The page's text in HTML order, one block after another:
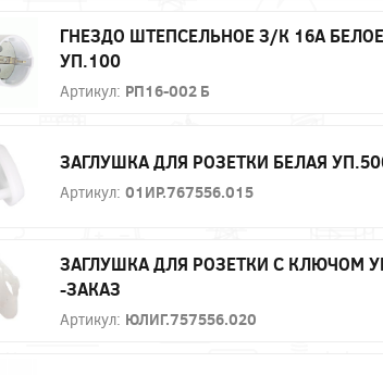
ГНЕЗДО ШТЕПСЕЛЬНОЕ З/К 16А
УП.100
Артикул: РП16-002 Б
ЗАГЛУШКА ДЛЯ РОЗЕТКИ БЕЛАЯ
Артикул: 01ИР.767556.015
ЗАГЛУШКА ДЛЯ РОЗЕТКИ С КЛЮЧОМ
-ЗАКАЗ
Артикул: ЮЛИГ.757556.020